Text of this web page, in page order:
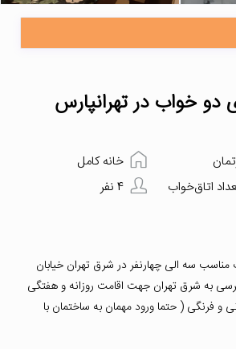
دو خواب در تهرانپارس
خانه کامل
4 نفر
مناسب سه الی چهارنفر در شرق تهران خیابان
به شرق تهران جهت اقامت روزانه و هفتگی
و فرنگی ( حتما ورود مهمان به ساختمان با